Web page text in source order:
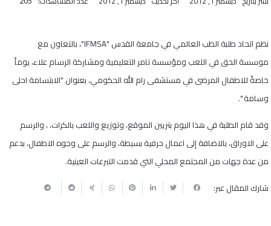
نظم اتحاد طلبة الطب العالمي في جامعة القدس "IFMSA"، بالتعاون مع
موسسة الحق في اللعب ومؤسسة تامر التعليمية ومشاركة الرسام علاء، يوماً
خاصةً للاطفال المرضى في مستشفى رام الله الحكومي، بعنوان "الابتسامة احلى
وسامة ".
وقد قام الطلبة في هذا اليوم بتزيين الموقع، وتوزيع واللعب بالكرات، ، والرسم
على الاوراق، بالاضافة إلى اعمال حرفية بسيطة، والرسم على وجوه الاطفال، بدعم
من عدة جهات من المجتمع المحلي التي قدمت التبرعات العينية.
شارك المقال عبر: